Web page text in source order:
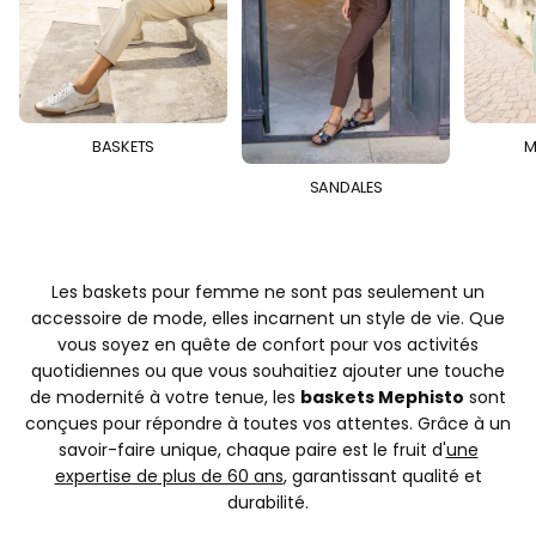
BASKETS
SANDALES
Les baskets pour femme ne sont pas seulement un
accessoire de mode, elles incarnent un style de vie. Que
vous soyez en quête de confort pour vos activités
quotidiennes ou que vous souhaitiez ajouter une touche
de modernité à votre tenue, les baskets Mephisto sont
conçues pour répondre à toutes vos attentes. Grâce à un
savoir-faire unique, chaque paire est le fruit d'une
expertise de plus de 60 ans, garantissant qualité et
durabilité.